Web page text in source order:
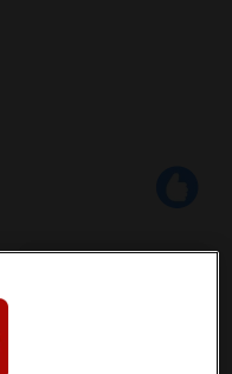
17 lug 2020 - 16:59
è